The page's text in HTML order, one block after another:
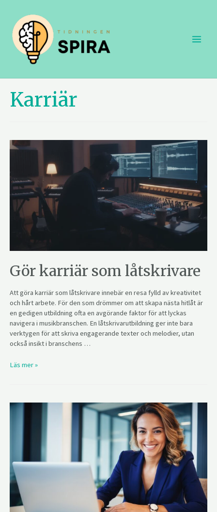
Karriär
Gör karriär som låtskrivare
Att göra karriär som låtskrivare innebär en resa fylld av kreativitet
och hårt arbete. För den som drömmer om att skapa nästa hitlåt är
en gedigen utbildning ofta en avgörande faktor för att lyckas
navigera i musikbranschen. En låtskrivarutbildning ger inte bara
verktygen för att skriva engagerande texter och melodier, utan
också insikt i branschens …
Läs mer »